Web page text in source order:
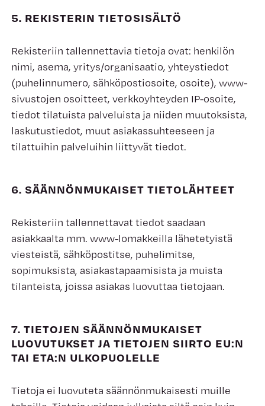
5. REKISTERIN TIETOSISÄLTÖ
Rekisteriin tallennettavia tietoja ovat: henkilön
nimi, asema, yritys/organisaatio, yhteystiedot
(puhelinnumero, sähköpostiosoite, osoite), www-
sivustojen osoitteet, verkkoyhteyden IP-osoite,
tiedot tilatuista palveluista ja niiden muutoksista,
laskutustiedot, muut asiakassuhteeseen ja
tilattuihin palveluihin liittyvät tiedot.
6. SÄÄNNÖNMUKAISET TIETOLÄHTEET
Rekisteriin tallennettavat tiedot saadaan
asiakkaalta mm. www-lomakkeilla lähetetyistä
viesteistä, sähköpostitse, puhelimitse,
sopimuksista, asiakastapaamisista ja muista
tilanteista, joissa asiakas luovuttaa tietojaan.
7. TIETOJEN SÄÄNNÖNMUKAISET
LUOVUTUKSET JA TIETOJEN SIIRTO EU:N
TAI ETA:N ULKOPUOLELLE
Tietoja ei luovuteta säännönmukaisesti muille